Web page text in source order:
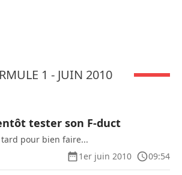
1 - JUIN 2010
tester son F-duct
tard pour bien faire...
1er juin 2010
09:54